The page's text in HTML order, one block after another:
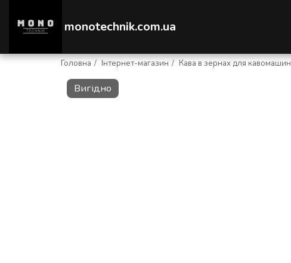
monotechnik.com.ua
Головна Інтернет-магазин Кава в зернах для кавомашин
Вигідно